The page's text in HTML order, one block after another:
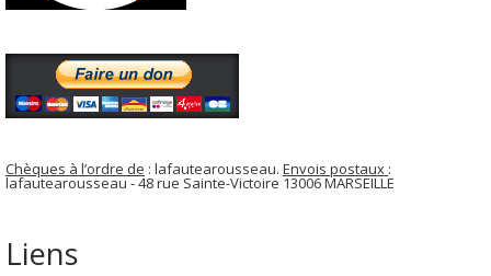
Chèques à l’ordre de : lafautearousseau. Envois postaux :
lafautearousseau - 48 rue Sainte-Victoire 13006 MARSEILLE
Liens